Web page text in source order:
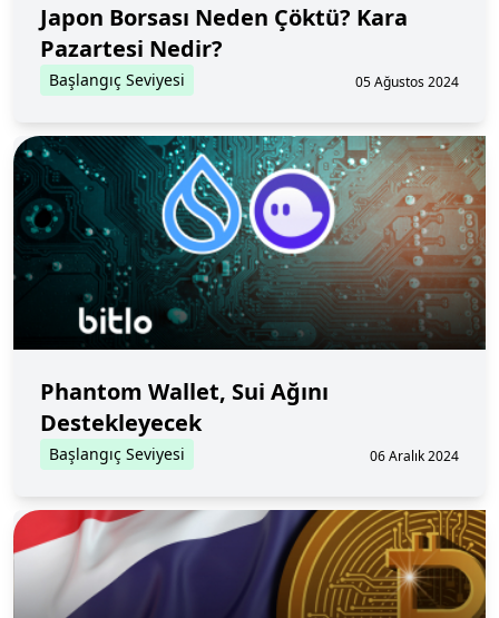
Japon Borsası Neden Çöktü? Kara
Pazartesi Nedir?
Başlangıç Seviyesi 05 Ağustos 2024
Phantom Wallet, Sui Ağını
Destekleyecek
Başlangıç Seviyesi 06 Aralık 2024